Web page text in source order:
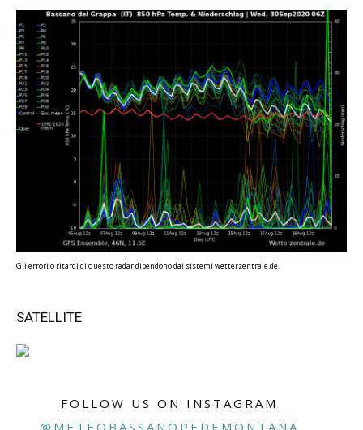
Gli errori o ritardi di questo radar dipendono dai sistemi wetterzentrale.de.
SATELLITE
FOLLOW US ON INSTAGRAM
@METEOBASSANOPEDEMONTANA